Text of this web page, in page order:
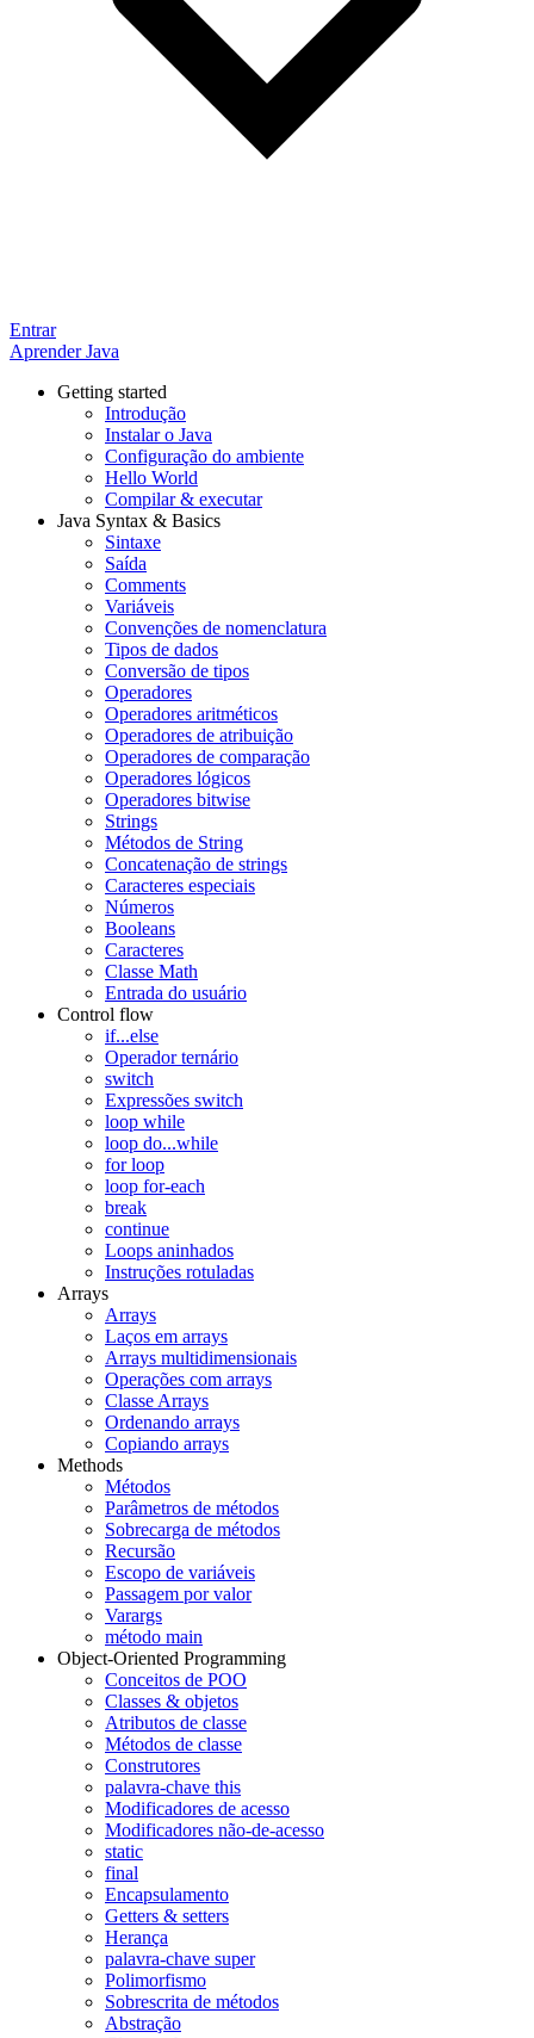
Entrar
Aprender Java
Getting started
Introdução
Instalar o Java
Configuração do ambiente
Hello World
Compilar & executar
Java Syntax & Basics
Sintaxe
Saída
Comments
Variáveis
Convenções de nomenclatura
Tipos de dados
Conversão de tipos
Operadores
Operadores aritméticos
Operadores de atribuição
Operadores de comparação
Operadores lógicos
Operadores bitwise
Strings
Métodos de String
Concatenação de strings
Caracteres especiais
Números
Booleans
Caracteres
Classe Math
Entrada do usuário
Control flow
if...else
Operador ternário
switch
Expressões switch
loop while
loop do...while
for loop
loop for-each
break
continue
Loops aninhados
Instruções rotuladas
Arrays
Arrays
Laços em arrays
Arrays multidimensionais
Operações com arrays
Classe Arrays
Ordenando arrays
Copiando arrays
Methods
Métodos
Parâmetros de métodos
Sobrecarga de métodos
Recursão
Escopo de variáveis
Passagem por valor
Varargs
método main
Object-Oriented Programming
Conceitos de POO
Classes & objetos
Atributos de classe
Métodos de classe
Construtores
palavra-chave this
Modificadores de acesso
Modificadores não-de-acesso
static
final
Encapsulamento
Getters & setters
Herança
palavra-chave super
Polimorfismo
Sobrescrita de métodos
Abstração